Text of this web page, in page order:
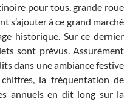
pour tous, grande roue
s’ajouter à ce grand marché
historique. Sur ce dernier
sont prévus. Assurément
dans une ambiance festive
la fréquentation de
annuels en dit long sur la